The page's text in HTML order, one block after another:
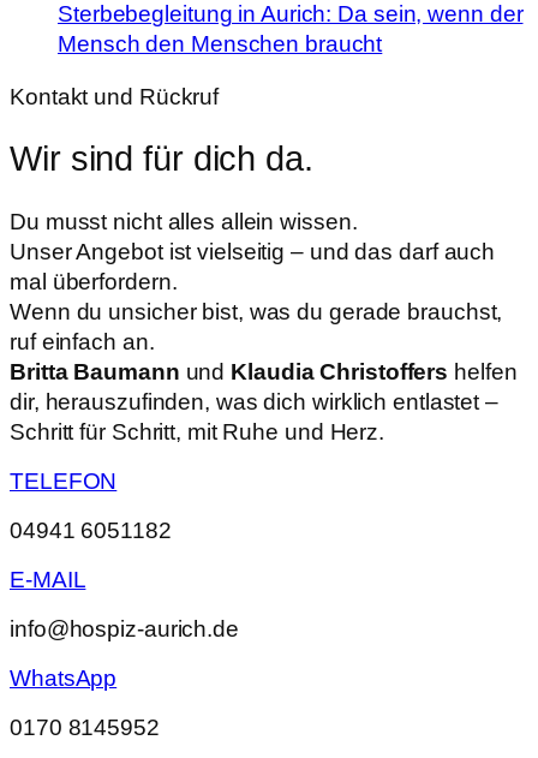
Sterbebegleitung in Aurich: Da sein, wenn der
Mensch den Menschen braucht
Kontakt und Rückruf
Wir sind für dich da.
Du musst nicht alles allein wissen.
Unser Angebot ist vielseitig – und das darf auch
mal überfordern.
Wenn du unsicher bist, was du gerade brauchst,
ruf einfach an.
Britta Baumann und Klaudia Christoffers helfen
dir, herauszufinden, was dich wirklich entlastet –
Schritt für Schritt, mit Ruhe und Herz.
TELEFON
04941 6051182
E-MAIL
info@hospiz-aurich.de
WhatsApp
0170 8145952